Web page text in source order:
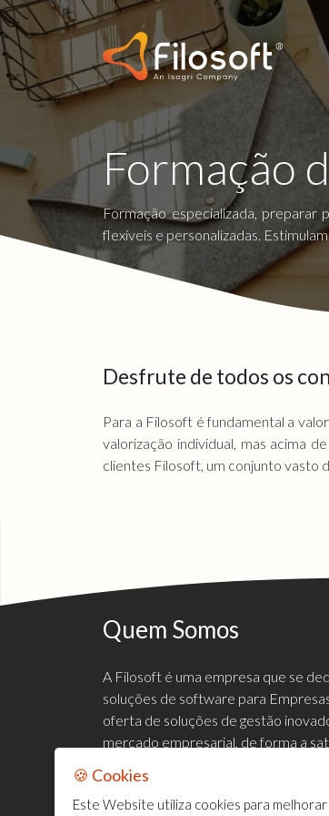
Formação
Formação especializada, preparar
flexíveis e personalizadas.
Desfrute de todos os
Para a Filosoft é fundamental a
valorização individual, mas acima
clientes Filosoft, um conjunto vasto
Quem Somos
A Filosoft é uma empresa que se
soluções de software para
oferta de soluções de gestão
mercado empresarial, de forma a
🍪 Cookies
Este Website utiliza cookies para melhorar